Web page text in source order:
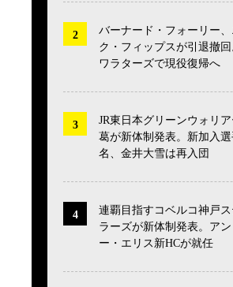
バーナード・フォーリー、
ク・フィップスが引退撤回
ワラターズで現役復帰へ
JR東日本グリーンウォリ
葛が新体制発表。新加入
名、金井大雪は再入団
連覇目指すコベルコ神戸
ラーズが新体制発表。アン
ー・エリス新HCが就任